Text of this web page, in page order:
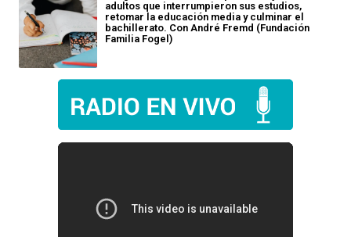
adultos que interrumpieron sus estudios,
retomar la educación media y culminar el
bachillerato. Con André Fremd (Fundación
Familia Fogel)